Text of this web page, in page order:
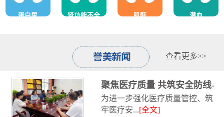
蛋白尿 肾功能不全 肌酐 潜血
查看更多>>
聚焦医疗质量 共筑安全防线-
鹤壁市中...
为进一步强化医疗质量管控、筑
牢医疗安...[全文]